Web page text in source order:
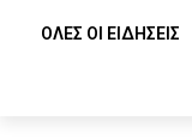
ΟΛΕΣ ΟΙ ΕΙΔΗΣΕΙΣ